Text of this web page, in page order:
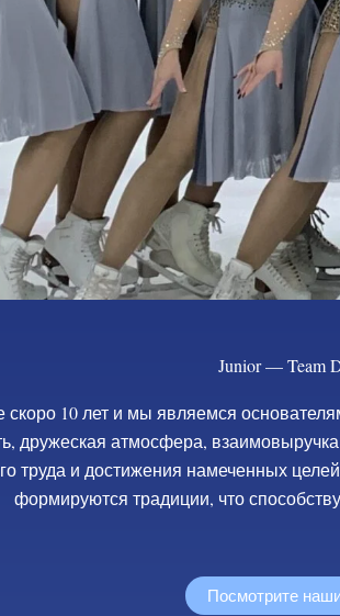
Junior — Team
10 лет и мы являемся
дружеская атмосфера,
труда и достижения намеченных
формируются традиции, что
Посмотрите